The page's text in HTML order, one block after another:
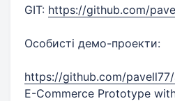
GIT: https://github.com/
Особисті демо-проекти:
https://github.com/
E-Commerce Prototype